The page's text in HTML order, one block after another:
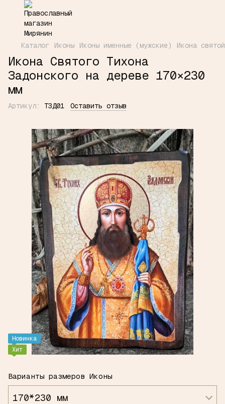
Каталог Иконы Иконы именные (мужские) Икона
Икона Святого Тихона
Задонского на дереве 170×230
мм
Артикул: ТЗД01 Оставить отзыв
Новинка
Хит
Варианты размеров Иконы
170*230 мм